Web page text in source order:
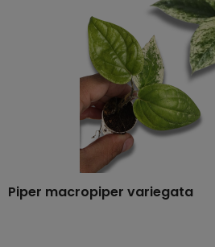
Piper macropiper variegata